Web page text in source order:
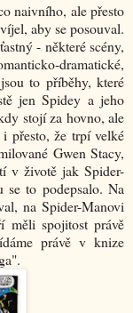
naivního, ale přesto
aby se posouval.
- některé scény,
dramatické,
to příběhy, které
jen Spidey a jeho
stojí za hovno, ale
přesto, že trpí velké
Gwen Stacy,
v životě jak Spider-
se to podepsalo. Na
na Spider-Manovi
měli spojitost právě
právě v knize